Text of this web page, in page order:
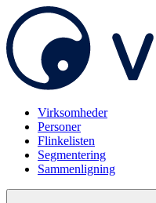
Virksomheder
Personer
Flinkelisten
Segmentering
Sammenligning